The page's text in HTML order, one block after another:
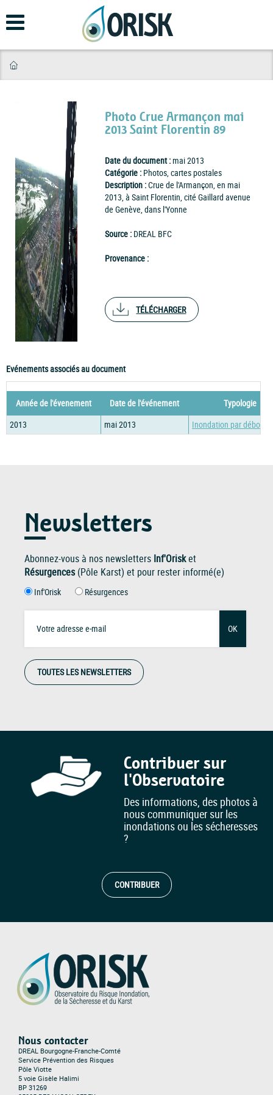
au
contenu
Photo Crue Armançon mai
2013 Saint Florentin 89
Date du document :mai 2013
Catégorie : Photos, cartes postales
Description :Crue de l'Armançon, en mai
2013, à Saint Florentin, cité Gaillard avenue
de Genève, dans l'Yonne
Source : DREAL BFC
Provenance :
TÉLÉCHARGER
Evénements associés au document
Année de l'évenement Date de l'événement
Typologie
2013
mai 2013 Inondation par
Newsletters
Abonnez-vous à nos newsletters Inf'Orisket
Résurgences(Pôle Karst) et pour rester informé(e)
Inf'Orisk Résurgences
OK
TOUTES LES NEWSLETTERS
Contribuer sur
l'Observatoire
Des informations, des photos à
nous communiquer sur les
inondations ou les sécheresses
?
CONTRIBUER
Nous contacter
DREAL Bourgogne-Franche-Comté
Service Prévention des Risques
Pôle Viotte
5 voie Gisèle Halimi
BP 31269